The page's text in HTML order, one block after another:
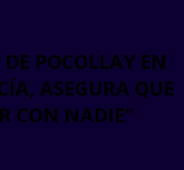
POCOLLAY EN
ASEGURA QUE
CON NADIE”